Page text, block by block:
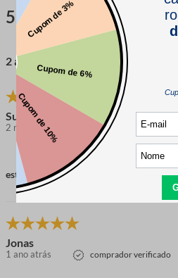
5.0
2 avaliações
Suely L.
2 meses atrás comprador verificado
esta avaliação foi útil?
Jonas
1 ano atrás comprador verificado